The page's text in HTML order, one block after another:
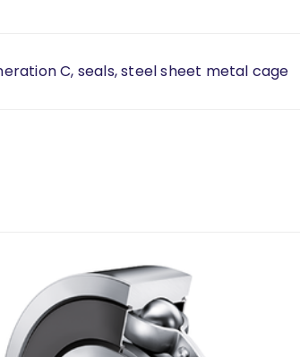
C, seals, steel sheet metal cage